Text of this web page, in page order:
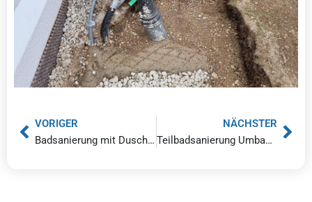
VORIGER
Badsanierung mit Dusche und Whirlwanne in München-Harlaching
NÄCHSTER
Teilbadsanierung Umbau von Badewanne auf Dusche in Pullach im Isartal